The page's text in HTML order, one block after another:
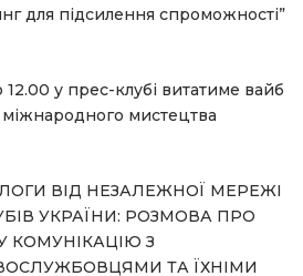
для підсилення спроможності”
12.00 у прес-клубі витатиме вайб
міжнародного мистецтва
ВІД НЕЗАЛЕЖНОЇ МЕРЕЖІ
УКРАЇНИ: РОЗМОВА ПРО
КОМУНІКАЦІЮ З
ТА ЇХНІМИ